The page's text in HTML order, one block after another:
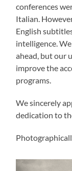
conferences
Italian.
English
intelligence.
ahead, but our
improve the
programs.
We sincerely
dedication to